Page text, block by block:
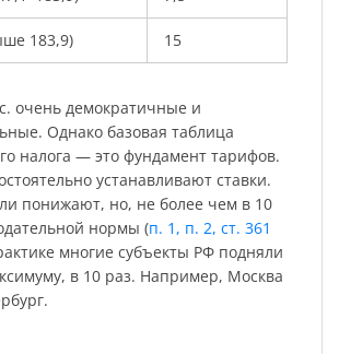
183,9) 15
очень демократичные и
Однако базовая таблица
налога — это фундамент тарифов.
устанавливают ставки.
понижают, но, не более чем в 10
нормы (п. 1, п. 2, ст. 361
многие субъекты РФ подняли
в 10 раз. Например, Москва